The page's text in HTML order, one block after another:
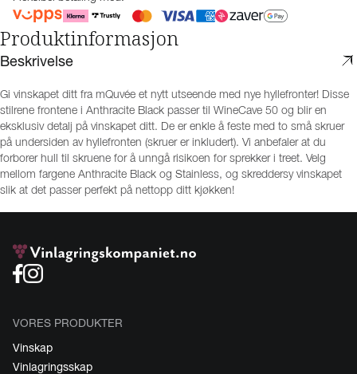
Produktinformasjon
Beskrivelse
Gi vinskapet ditt fra mQuvée et nytt utseende med nye hyllefronter! Disse
stilrene frontene i Anthracite Black passer til WineCave 50 og blir en
eksklusiv detalj på vinskapet ditt. De er enkle å feste med to små skruer
på undersiden av hyllefronten (skruer er inkludert). Vi anbefaler at du
forborer hull til skruene for å unngå risikoen for sprekker i treet. Velg
mellom fargene Anthracite Black og Stainless, og skreddersy vinskapet
slik at det passer perfekt på nettopp ditt kjøkken!
VORES PRODUKTER
Vinskap
Vinlagringsskap